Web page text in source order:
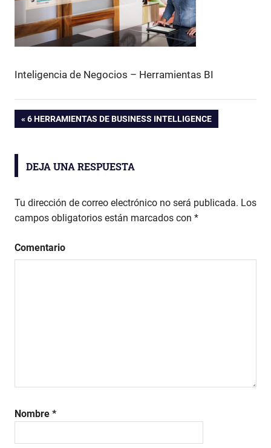
Inteligencia de Negocios – Herramientas BI
de
ENTRADA
6 HERRAMIENTAS DE BUSINESS INTELLIGENCE
DEJA UNA RESPUESTA
Tu dirección de correo electrónico no será publicada. Los
campos obligatorios están marcados con *
Comentario
Nombre *